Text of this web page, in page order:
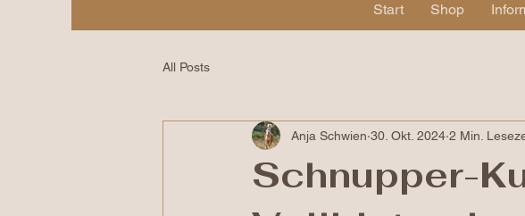
Start Shop
All Posts
Schnupper-
Anja Schwien 30. Okt. 2024 2 Min.